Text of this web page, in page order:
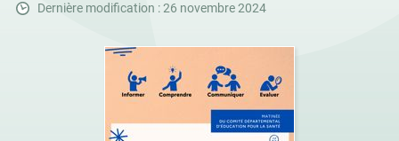
Dernière modification : 26 novembre 2024